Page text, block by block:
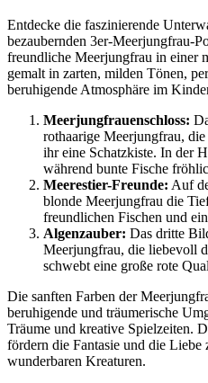
Entdecke die faszinierende
bezaubernden 3er-Meerjungfrau-
freundliche Meerjungfrau in einer
gemalt in zarten, milden Tönen,
beruhigende Atmosphäre im
Meerjungfrauenschloss:
rothaarige Meerjungfrau,
ihr eine Schatzkiste. In der
während bunte Fische
Meerestier-Freunde: Auf
blonde Meerjungfrau die
freundlichen Fischen und
Algenzauber: Das dritte
Meerjungfrau, die liebevoll
schwebt eine große rote
Die sanften Farben der
beruhigende und träumerische
Träume und kreative Spielzeiten.
fördern die Fantasie und die Liebe
wunderbaren Kreaturen.